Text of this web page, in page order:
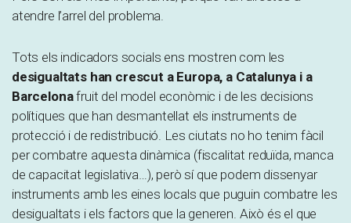
atendre l’arrel del problema.
Tots els indicadors socials ens mostren com les
desigualtats han crescut a Europa, a Catalunya i a
Barcelonafruit del model econòmic i de les decisions
polítiques que han desmantellat els instruments de
protecció i de redistribució. Les ciutats no ho tenim fàcil
per combatre aquesta dinàmica (fiscalitat reduïda, manca
de capacitat legislativa…), però sí que podem dissenyar
instruments amb les eines locals que puguin combatre les
desigualtats i els factors que la generen. Això és el que